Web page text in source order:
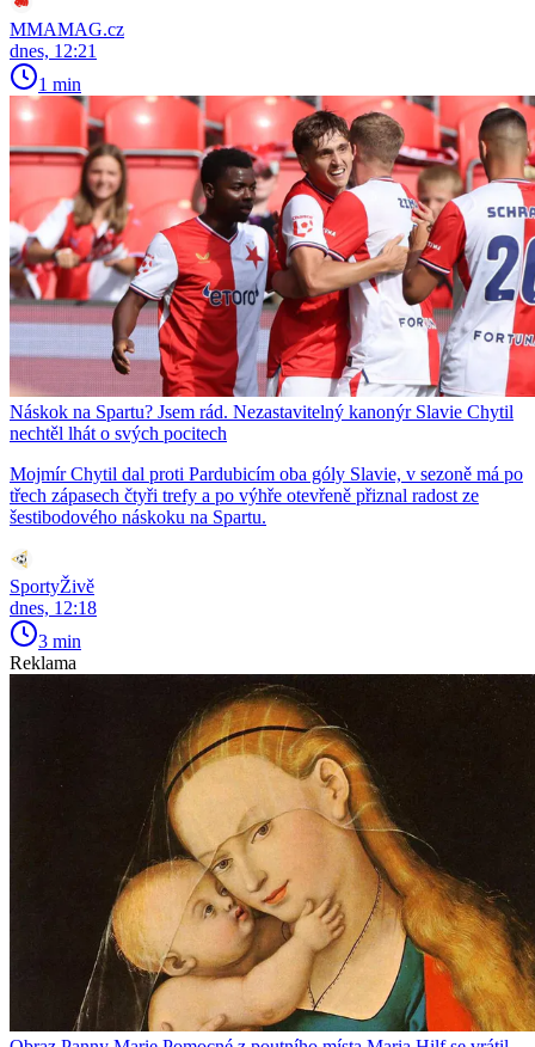
MMAMAG.cz
dnes, 12:21
1 min
Náskok na Spartu? Jsem rád. Nezastavitelný kanonýr Slavie Chytil
nechtěl lhát o svých pocitech
Mojmír Chytil dal proti Pardubicím oba góly Slavie, v sezoně má po
třech zápasech čtyři trefy a po výhře otevřeně přiznal radost ze
šestibodového náskoku na Spartu.
SportyŽivě
dnes, 12:18
3 min
Reklama